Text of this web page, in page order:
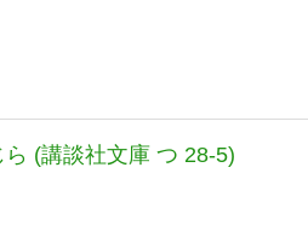
(講談社文庫 つ 28-5)